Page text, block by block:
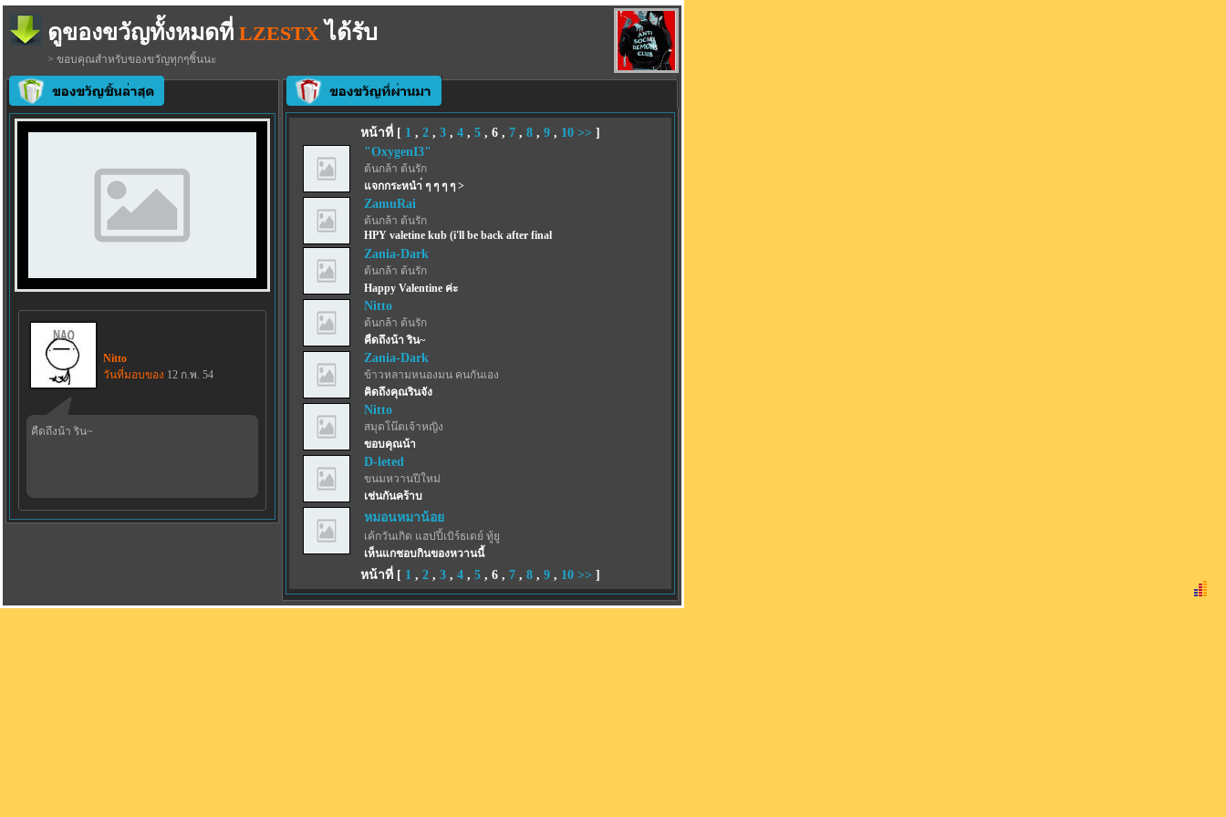
ดูของขวัญทั้งหมดที่ LZESTX ได้รับ
> ขอบคุณสำหรับของขวัญทุกๆชิ้นนะ
Nitto
วันที่มอบของ 12 ก.พ. 54
คืดถึงน้า ริน~
หน้าที่ [ 1 , 2 , 3 , 4 , 5 , 6 , 7 , 8 , 9 , 10 >> ]
"OxygenI3"
ต้นกล้า ต้นรัก
แจกกระหนำ่ ๆ ๆ ๆ ๆ >
ZamuRai
ต้นกล้า ต้นรัก
HPY valetine kub (i'll be back after final
Zania-Dark
ต้นกล้า ต้นรัก
Happy Valentine ค่ะ
Nitto
ต้นกล้า ต้นรัก
คืดถึงน้า ริน~
Zania-Dark
ข้าวหลามหนองมน คนกันเอง
คิดถึงคุณรินจัง
Nitto
สมุดโน๊ตเจ้าหญิง
ขอบคุณน้า
D-leted
ขนมหวานปีใหม่
เช่นกันคร้าบ
หมอนหมาน้อย
เค้กวันเกิด แฮปปี้เบิร์ธเดย์ ทู้ยู
เห็นแกชอบกินของหวานนี้
หน้าที่ [ 1 , 2 , 3 , 4 , 5 , 6 , 7 , 8 , 9 , 10 >> ]